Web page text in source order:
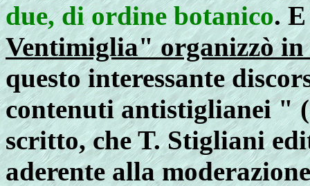
due, di ordine botanico.
Ventimiglia" organizzò
questo interessante
contenuti antistiglianei "
scritto, che T. Stigliani
aderente alla